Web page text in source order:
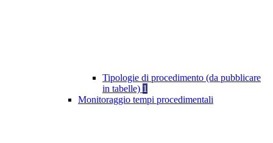
Tipologie di procedimento (da pubblicare
in tabelle) 1
Monitoraggio tempi procedimentali